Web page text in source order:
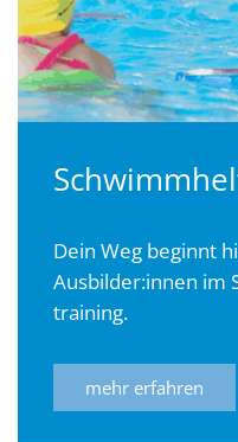
Dein Weg beginnt
Ausbilder:innen im
training.
mehr erfahren